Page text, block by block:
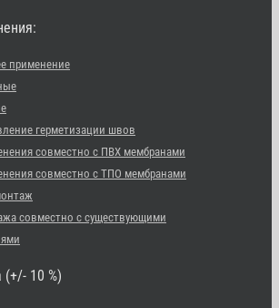
применение
герметизации швов
совместно с ПВХ мембранами
совместно с ТПО мембранами
совместно с существующими
10 %)